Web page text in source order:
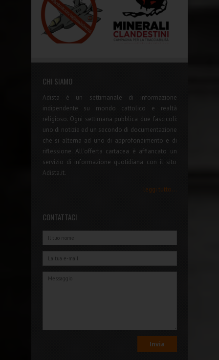
CHI SIAMO
Adista è un settimanale di informazione
indipendente su mondo cattolico e realtà
religioso. Ogni settimana pubblica due fascicoli:
uno di notizie ed un secondo di documentazione
che si alterna ad uno di approfondimento e di
riflessione. All'offerta cartacea è affiancato un
servizio di informazione quotidiana con il sito
Adista.it.
leggi tutto...
CONTATTACI